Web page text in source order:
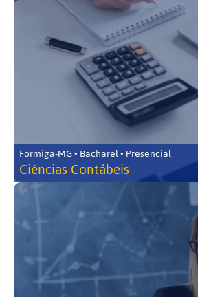
Formiga-MG • Bacharel • Presencial
Ciências Contábeis